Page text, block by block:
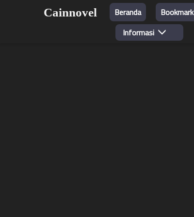
Cainnovel Beranda Bookmark
Informasi